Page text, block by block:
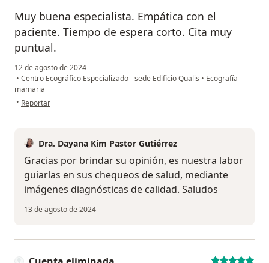
Muy buena especialista. Empática con el
paciente. Tiempo de espera corto. Cita muy
puntual.
12 de agosto de 2024
• Centro Ecográfico Especializado - sede Edificio Qualis • Ecografía
mamaria
• en opinión del usuario Sirley Zapata
Reportar
Dra. Dayana Kim Pastor Gutiérrez
Gracias por brindar su opinión, es nuestra labor
guiarlas en sus chequeos de salud, mediante
imágenes diagnósticas de calidad. Saludos
13 de agosto de 2024